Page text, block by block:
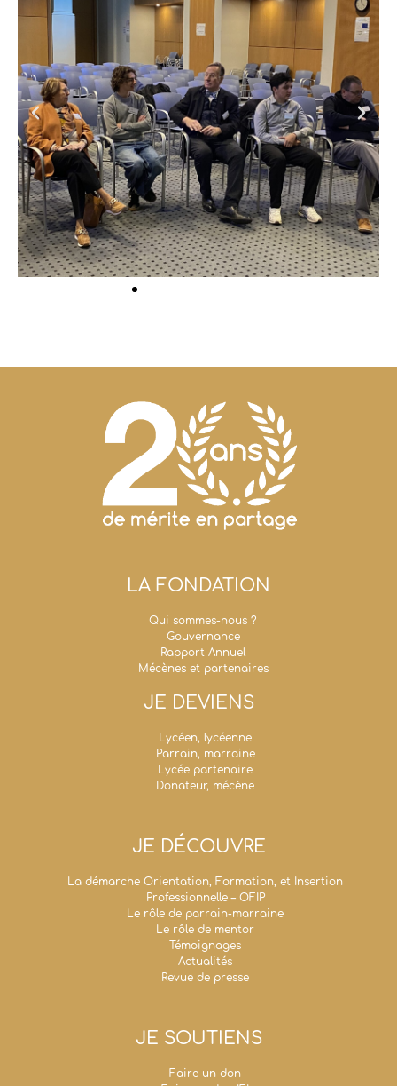
LA FONDATION
Qui sommes-nous ?
Gouvernance
Rapport Annuel
Mécènes et partenaires
JE DEVIENS
Lycéen, lycéenne
Parrain, marraine
Lycée partenaire
Donateur, mécène
JE DÉCOUVRE
La démarche Orientation, Formation, et Insertion
Professionnelle – OFIP
Le rôle de parrain-marraine
Le rôle de mentor
Témoignages
Actualités
Revue de presse
JE SOUTIENS
Faire un don